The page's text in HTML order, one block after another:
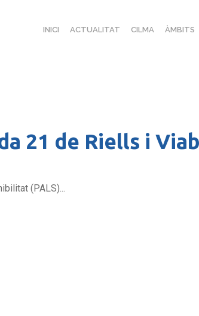
INICI ACTUALITAT CILMA ÀMBITS
21 de Riells i
(PALS)...